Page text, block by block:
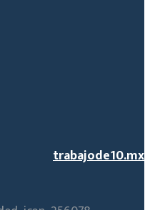
trabajode10.mx